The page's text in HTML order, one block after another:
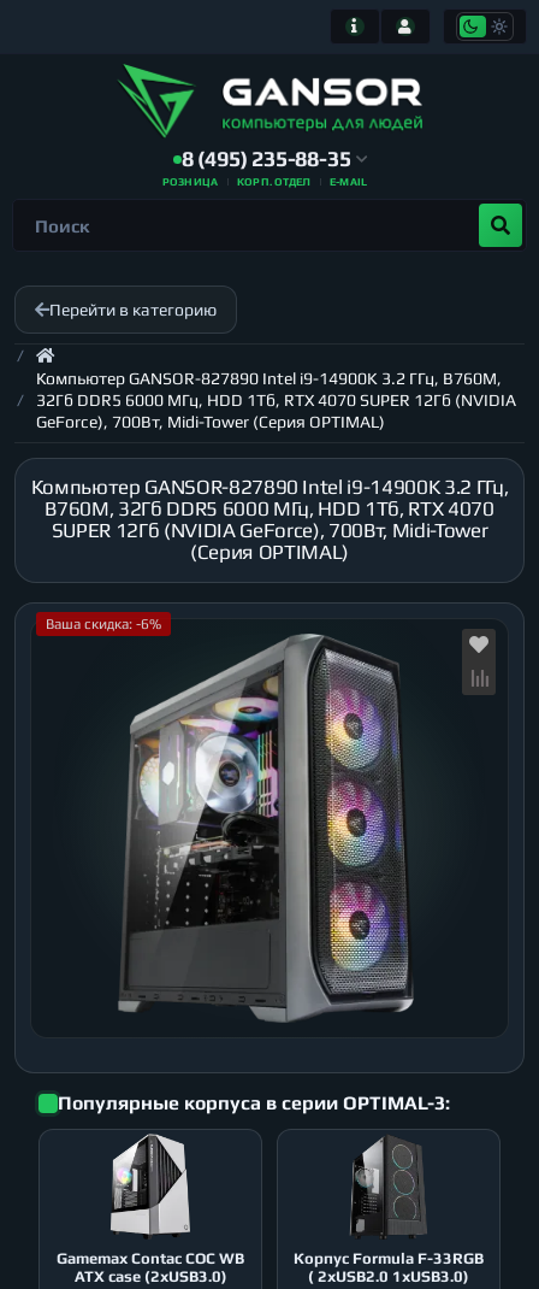
8 (495) 235-88-35
РОЗНИЦА КОРП. ОТДЕЛ E-MAIL
Перейти в категорию
Компьютер GANSOR-827890 Intel i9-14900K 3.2 ГГц, B760M,
32Гб DDR5 6000 МГц, HDD 1Тб, RTX 4070 SUPER 12Гб (NVIDIA
GeForce), 700Вт, Midi-Tower (Серия OPTIMAL)
Компьютер GANSOR-827890 Intel i9-14900K 3.2 ГГц,
B760M, 32Гб DDR5 6000 МГц, HDD 1Тб, RTX 4070
SUPER 12Гб (NVIDIA GeForce), 700Вт, Midi-Tower
(Серия OPTIMAL)
Ваша скидка: -6%
Популярные корпуса в серии OPTIMAL-3:
Gamemax Contac COC WB
ATX case (2xUSB3.0)
Корпус Formula F-33RGB
( 2xUSB2.0 1xUSB3.0)